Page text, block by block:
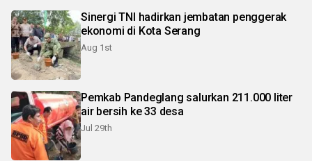
Sinergi TNI hadirkan jembatan penggerak
ekonomi di Kota Serang
Aug 1st
Pemkab Pandeglang salurkan 211.000 liter
air bersih ke 33 desa
Jul 29th